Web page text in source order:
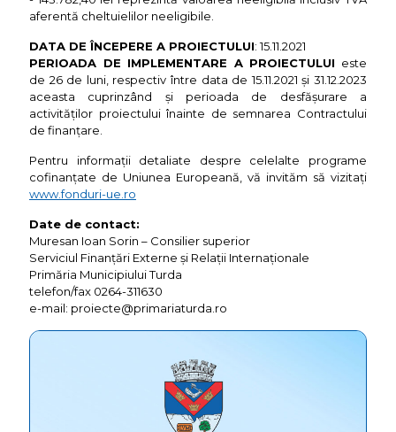
aferentă cheltuielilor neeligibile.
DATA DE ÎNCEPERE A PROIECTULUI: 15.11.2021
PERIOADA DE IMPLEMENTARE A PROIECTULUI este
de 26 de luni, respectiv între data de 15.11.2021 și 31.12.2023
aceasta cuprinzând și perioada de desfășurare a
activităților proiectului înainte de semnarea Contractului
de finanțare.
Pentru informații detaliate despre celelalte programe
cofinanțate de Uniunea Europeană, vă invităm să vizitați
www.fonduri-ue.ro
Date de contact:
Muresan Ioan Sorin – Consilier superior
Serviciul Finanțări Externe și Relații Internaționale
Primăria Municipiului Turda
telefon/fax 0264-311630
e-mail: proiecte@primariaturda.ro